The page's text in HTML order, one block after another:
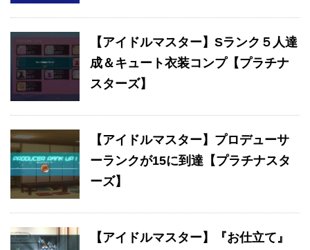
【アイドルマスター】Sランク５人達
成＆キュート衣装コンプ【プラチナ
スターズ】
【アイドルマスター】プロデューサ
ーランクが15に到達【プラチナスタ
ーズ】
【アイドルマスター】『お仕立て』